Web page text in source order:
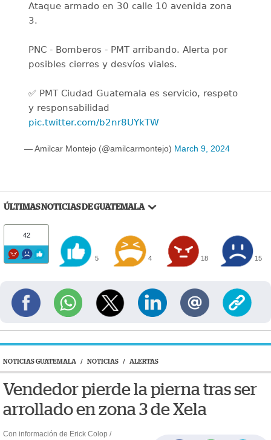
Ataque armado en 30 calle 10 avenida zona
3.
PNC - Bomberos - PMT arribando. Alerta por
posibles cierres y desvíos viales.
✅ PMT Ciudad Guatemala es servicio, respeto
y responsabilidad
pic.twitter.com/b2nr8UYkTW
— Amilcar Montejo (@amilcarmontejo) March 9, 2024
ÚLTIMAS NOTICIAS DE GUATEMALA
42
5 4 18 15
NOTICIAS GUATEMALA / NOTICIAS / ALERTAS
Vendedor pierde la pierna tras ser
arrollado en zona 3 de Xela
Con información de Erick Colop /